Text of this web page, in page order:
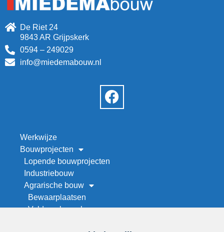
De Riet 24
9843 AR Grijpskerk
0594 – 249029
info@miedemabouw.nl
Werkwijze
Bouwprojecten
Lopende bouwprojecten
Industriebouw
Agrarische bouw
Bewaarplaatsen
Veld- en kapschuren